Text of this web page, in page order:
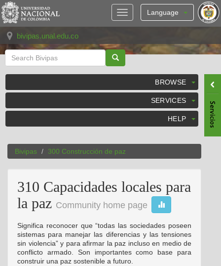
Skip
navigation
Language
bivipas.unal.edu.co
BROWSE
SERVICES
HELP
Bivipas 300 Construcción de paz
310 Capacidades locales para
la paz Community home page
Significa reconocer que “todas las sociedades poseen
sistemas para manejar las diferencias y las tensiones
sin violencia” y para afirmar la paz incluso en medio de
conflicto armado. Son importantes como base para
construir una paz sostenible a futuro.